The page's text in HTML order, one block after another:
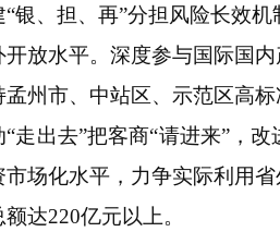
“银、担、再”分担风险长效
水平。深度参与国际国内
孟州市、中站区、示范区高
走出去”把客商“请进来”，
场化水平，力争实际利用
达220亿元以上。